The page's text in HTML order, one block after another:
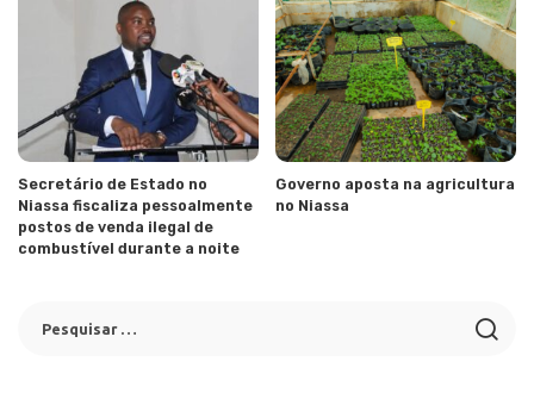
Secretário de Estado no
Niassa fiscaliza pessoalmente
postos de venda ilegal de
combustível durante a noite
Governo aposta na agricultura
no Niassa